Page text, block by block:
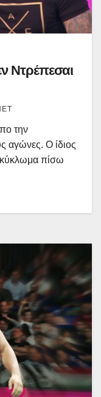
Ντρέπεσαι
την
αγώνες. Ο ίδιος
κύκλωμα πίσω